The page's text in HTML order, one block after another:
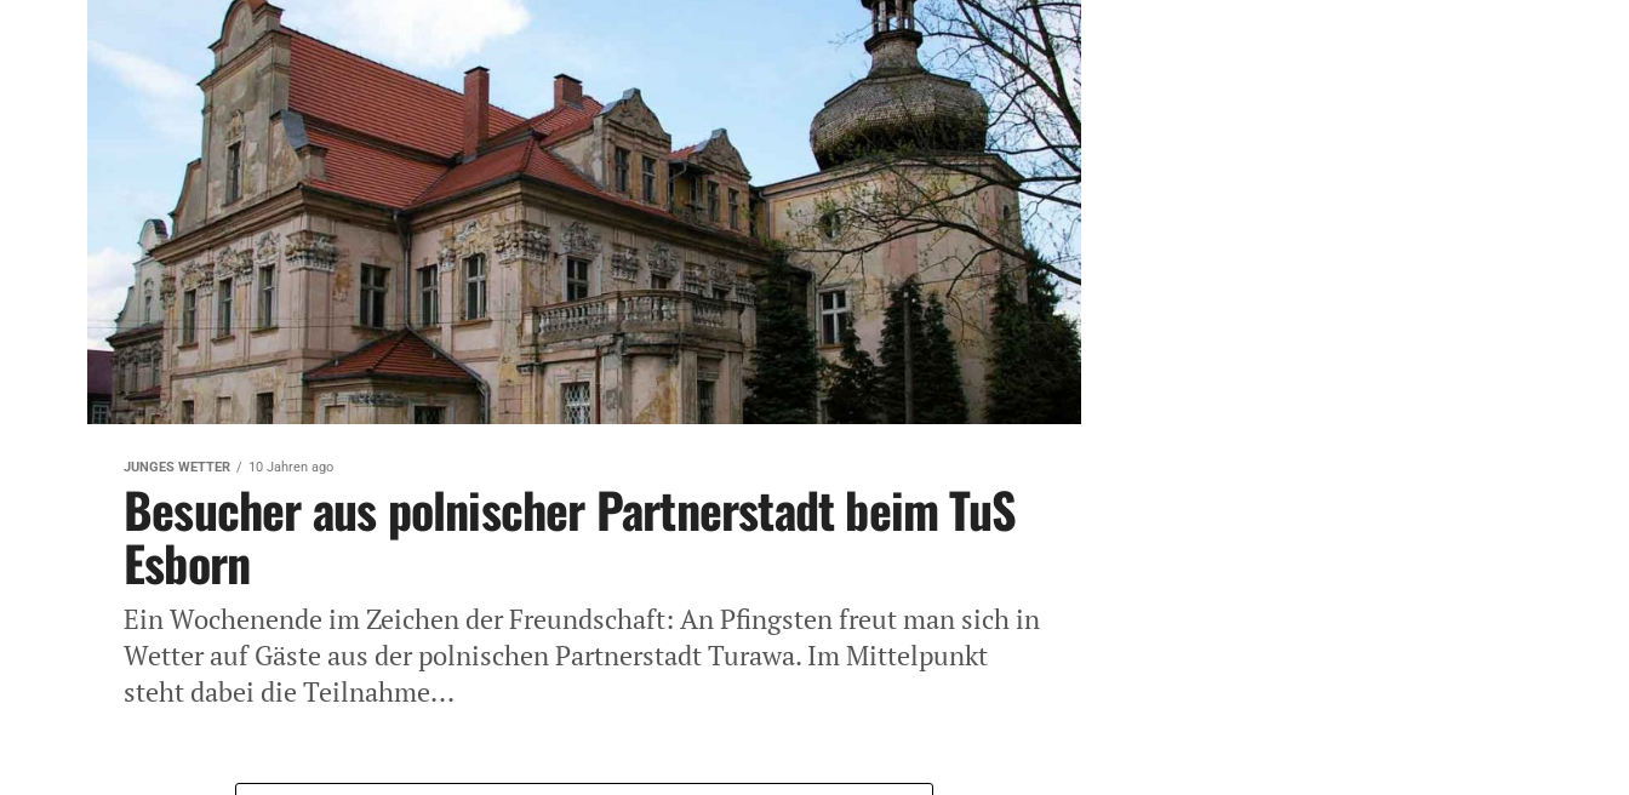
JUNGES WETTER 10 Jahren ago
Besucher aus polnischer Partnerstadt beim TuS
Esborn
Ein Wochenende im Zeichen der Freundschaft: An Pfingsten freut man sich in
Wetter auf Gäste aus der polnischen Partnerstadt Turawa. Im Mittelpunkt
steht dabei die Teilnahme...